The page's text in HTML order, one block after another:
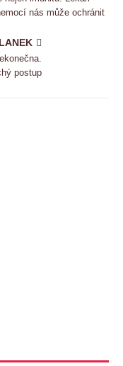
nás může ochránit
postup